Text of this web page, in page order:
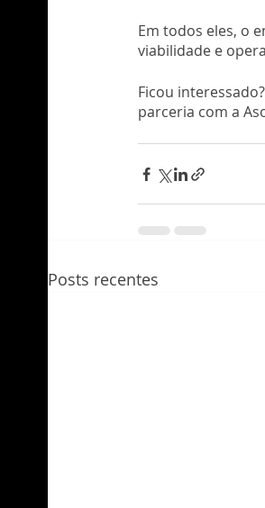
Em todos eles, o
viabilidade e
Ficou
parceria com a
Posts recentes